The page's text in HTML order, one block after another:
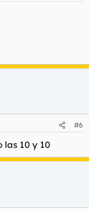
#6
las 10 y 10